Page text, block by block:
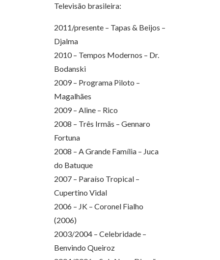
Televisão brasileira:
2011/presente – Tapas & Beijos –
Djalma
2010 – Tempos Modernos – Dr.
Bodanski
2009 – Programa Piloto –
Magalhães
2009 – Aline – Rico
2008 – Três Irmãs – Gennaro
Fortuna
2008 – A Grande Família – Juca
do Batuque
2007 – Paraíso Tropical –
Cupertino Vidal
2006 – JK – Coronel Fialho
(2006)
2003/2004 – Celebridade –
Benvindo Queiroz